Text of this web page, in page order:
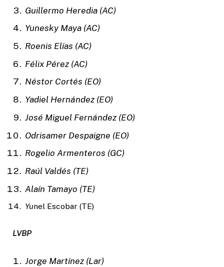
Guillermo Heredia (AC)
Yunesky Maya (AC)
Roenis Elías (AC)
Félix Pérez (AC)
Néstor Cortés (EO)
Yadiel Hernández (EO)
José Miguel Fernández (EO)
Odrisamer Despaigne (EO)
Rogelio Armenteros (GC)
Raúl Valdés (TE)
Alaín Tamayo (TE)
Yunel Escobar (TE)
LVBP
Jorge Martínez (Lar)